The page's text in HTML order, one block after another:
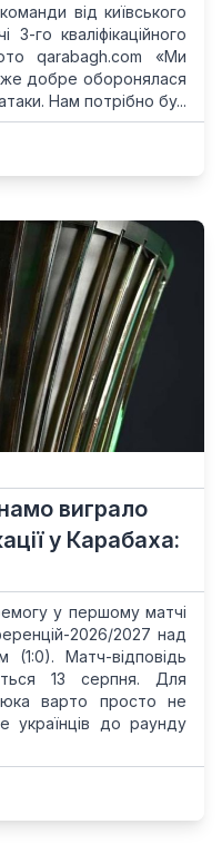
від київського
го кваліфікаційного
qarabagh.com «Ми
добре оборонялася
Нам потрібно бу...
виграло
у Карабаха:
у першому матчі
2026/2027 над
(1:0). Матч-відповідь
13 серпня. Для
варто просто не
українців до раунду